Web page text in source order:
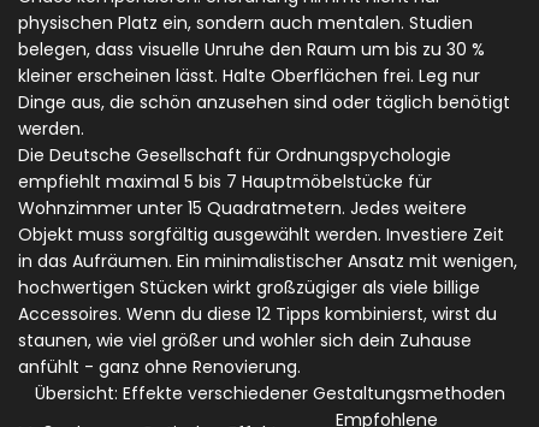
physischen Platz ein, sondern auch mentalen. Studien
belegen, dass visuelle Unruhe den Raum um bis zu 30 %
kleiner erscheinen lässt. Halte Oberflächen frei. Leg nur
Dinge aus, die schön anzusehen sind oder täglich benötigt
werden.
Die Deutsche Gesellschaft für Ordnungspychologie
empfiehlt maximal 5 bis 7 Hauptmöbelstücke für
Wohnzimmer unter 15 Quadratmetern. Jedes weitere
Objekt muss sorgfältig ausgewählt werden. Investiere Zeit
in das Aufräumen. Ein minimalistischer Ansatz mit wenigen,
hochwertigen Stücken wirkt großzügiger als viele billige
Accessoires. Wenn du diese 12 Tipps kombinierst, wirst du
staunen, wie viel größer und wohler sich dein Zuhause
anfühlt - ganz ohne Renovierung.
Übersicht: Effekte verschiedener Gestaltungsmethoden
Empfohlene